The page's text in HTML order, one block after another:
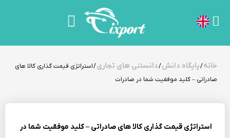
خانه/پایگاه دانش/دانستنی های تجاری/ استراتژی قیمت گذاری کالا های
صادراتی – کلید موفقیت شما در صادرات
استراتژی قیمت گذاری کالا های صادراتی – کلید موفقیت شما در